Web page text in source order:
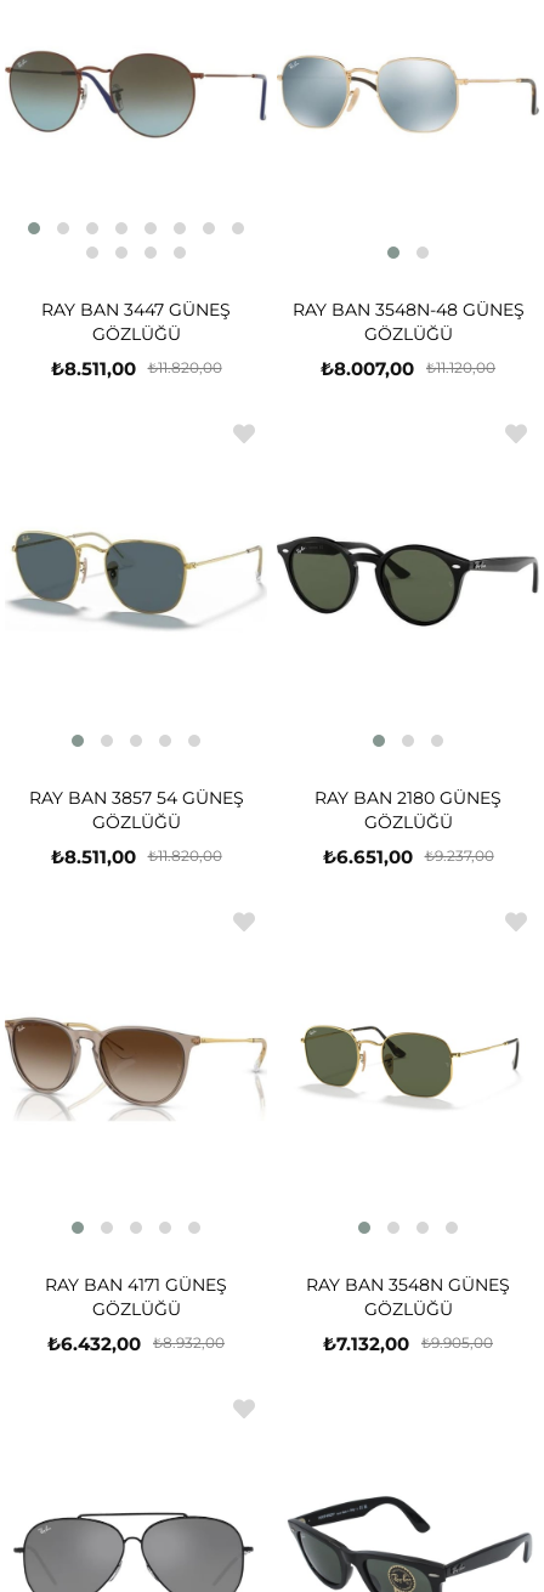
RAY BAN 3447 GÜNEŞ
GÖZLÜĞÜ
₺8.511,00 ₺11.820,00
RAY BAN 3548N-48 GÜNEŞ
GÖZLÜĞÜ
₺8.007,00 ₺11.120,00
RAY BAN 3857 54 GÜNEŞ
GÖZLÜĞÜ
₺8.511,00 ₺11.820,00
RAY BAN 2180 GÜNEŞ
GÖZLÜĞÜ
₺6.651,00 ₺9.237,00
RAY BAN 4171 GÜNEŞ
GÖZLÜĞÜ
₺6.432,00 ₺8.932,00
RAY BAN 3548N GÜNEŞ
GÖZLÜĞÜ
₺7.132,00 ₺9.905,00